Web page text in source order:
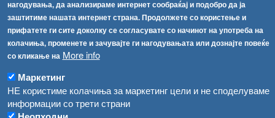
нагодувања, да анализираме интернет сообраќај и подобро да ја
заштитиме нашата интернет страна. Продолжете со користење и
прифатете ги сите доколку се согласувате со начинот на употреба на
колачиња, променете и зачувајте ги нагодувањата или дознајте повеќе
со кликање на More info
Маркетинг
НЕ користиме колачиња за маркетинг цели и не споделуваме
информации со трети страни
[АХВ-претходна страна]
Соопштенија
Република Бугарија ги засили официјалните контроли при увоз на свежо овошје и зеленчук
Високите температури ризик од труење со храна, опасни се и за животните
Водата во Гостивар може да се користи како техничка, продолжува испораката на флаширана вода
Навигација
Архива
Обрасци
Забрани